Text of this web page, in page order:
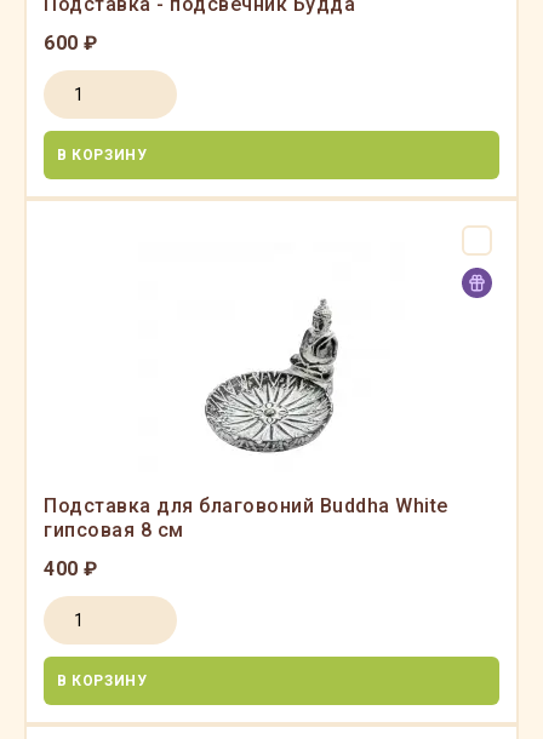
600 ₽
В КОРЗИНУ
Подставка для благовоний Buddha White
гипсовая 8 см
400 ₽
В КОРЗИНУ